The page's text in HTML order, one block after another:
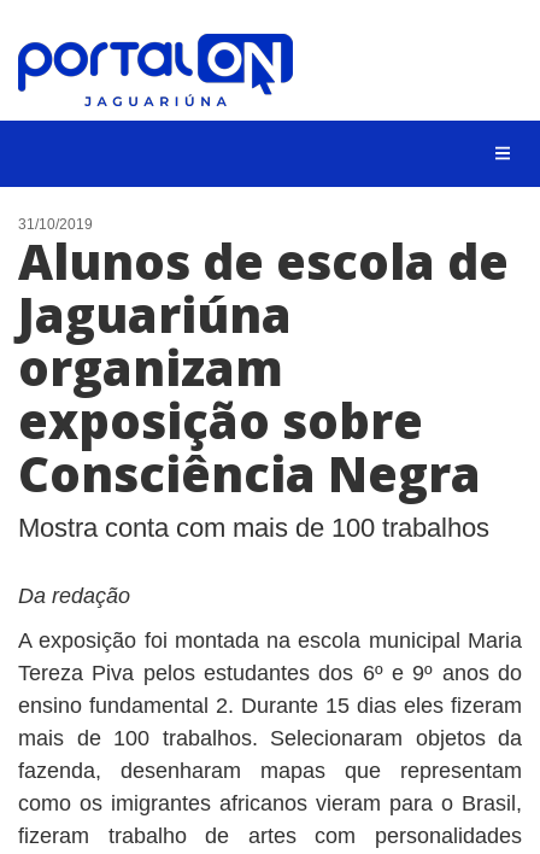
NOTÍCIAS
LISTA DIGITAL
CONTATO
ANUNCIE
31/10/2019
Alunos de escola de
Jaguariúna
organizam
exposição sobre
Consciência Negra
Mostra conta com mais de 100 trabalhos
Da redação
A exposição foi montada na escola municipal Maria
Tereza Piva pelos estudantes dos 6º e 9º anos do
ensino fundamental 2. Durante 15 dias eles fizeram
mais de 100 trabalhos. Selecionaram objetos da
fazenda, desenharam mapas que representam
como os imigrantes africanos vieram para o Brasil,
fizeram trabalho de artes com personalidades